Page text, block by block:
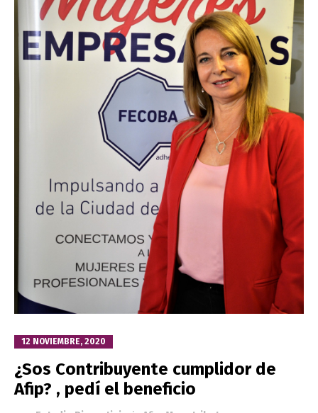
12 NOVIEMBRE, 2020
¿Sos Contribuyente cumplidor de
Afip? , pedí el beneficio